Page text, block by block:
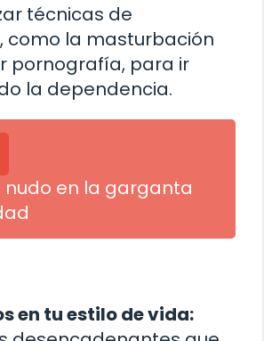
técnicas de
como la masturbación
pornografía, para ir
la dependencia.
nudo en la garganta
en tu estilo de vida: